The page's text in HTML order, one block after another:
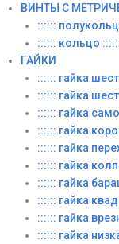
ВИНТЫ C
::::::
:::::: кольцо
ГАЙКИ
:::::: гайка
:::::: гайка
:::::: гайка
:::::: гайка
:::::: гайка
:::::: гайка
:::::: гайка
:::::: гайка
:::::: гайка
:::::: гайка